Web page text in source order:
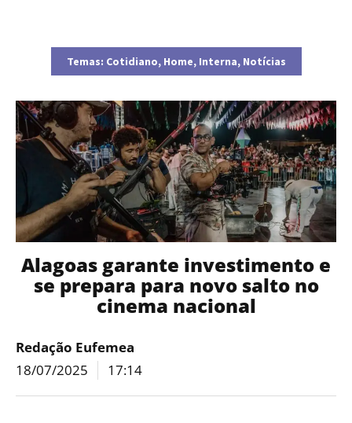
Temas: Cotidiano, Home, Interna, Notícias
Alagoas garante investimento e
se prepara para novo salto no
cinema nacional
Redação Eufemea
18/07/2025
17:14